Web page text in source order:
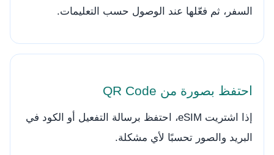
السفر، ثم فعّلها عند الوصول حسب التعليمات.
احتفظ بصورة من QR Code
إذا اشتريت eSIM، احتفظ برسالة التفعيل أو الكود في
البريد والصور تحسبًا لأي مشكلة.